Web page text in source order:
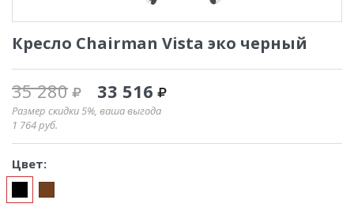
Кресло Chairman Vista эко черный
35 280 33 516
Размер скидки 5%, ваша выгода
1 764руб.
Цвет: